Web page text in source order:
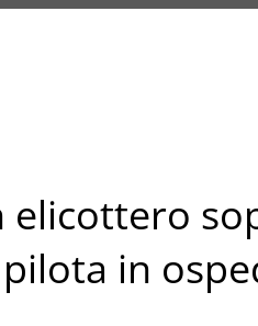
elicottero
in